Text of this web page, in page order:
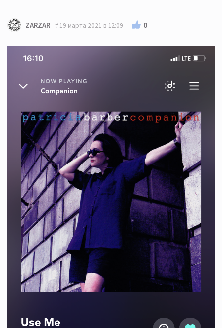
ZARZAR 19 марта 2021 в 12:09 0